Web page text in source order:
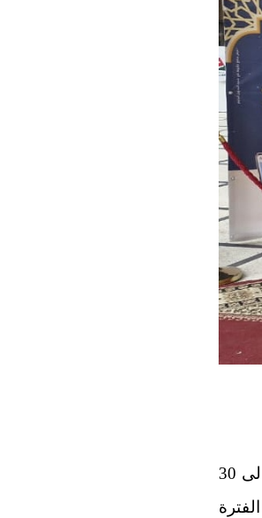
سلطت مؤسسة العمران بجهة بني ملال خنيفرة، الضوء على الأثمنة التفضيلية التي قد تصل الى 30